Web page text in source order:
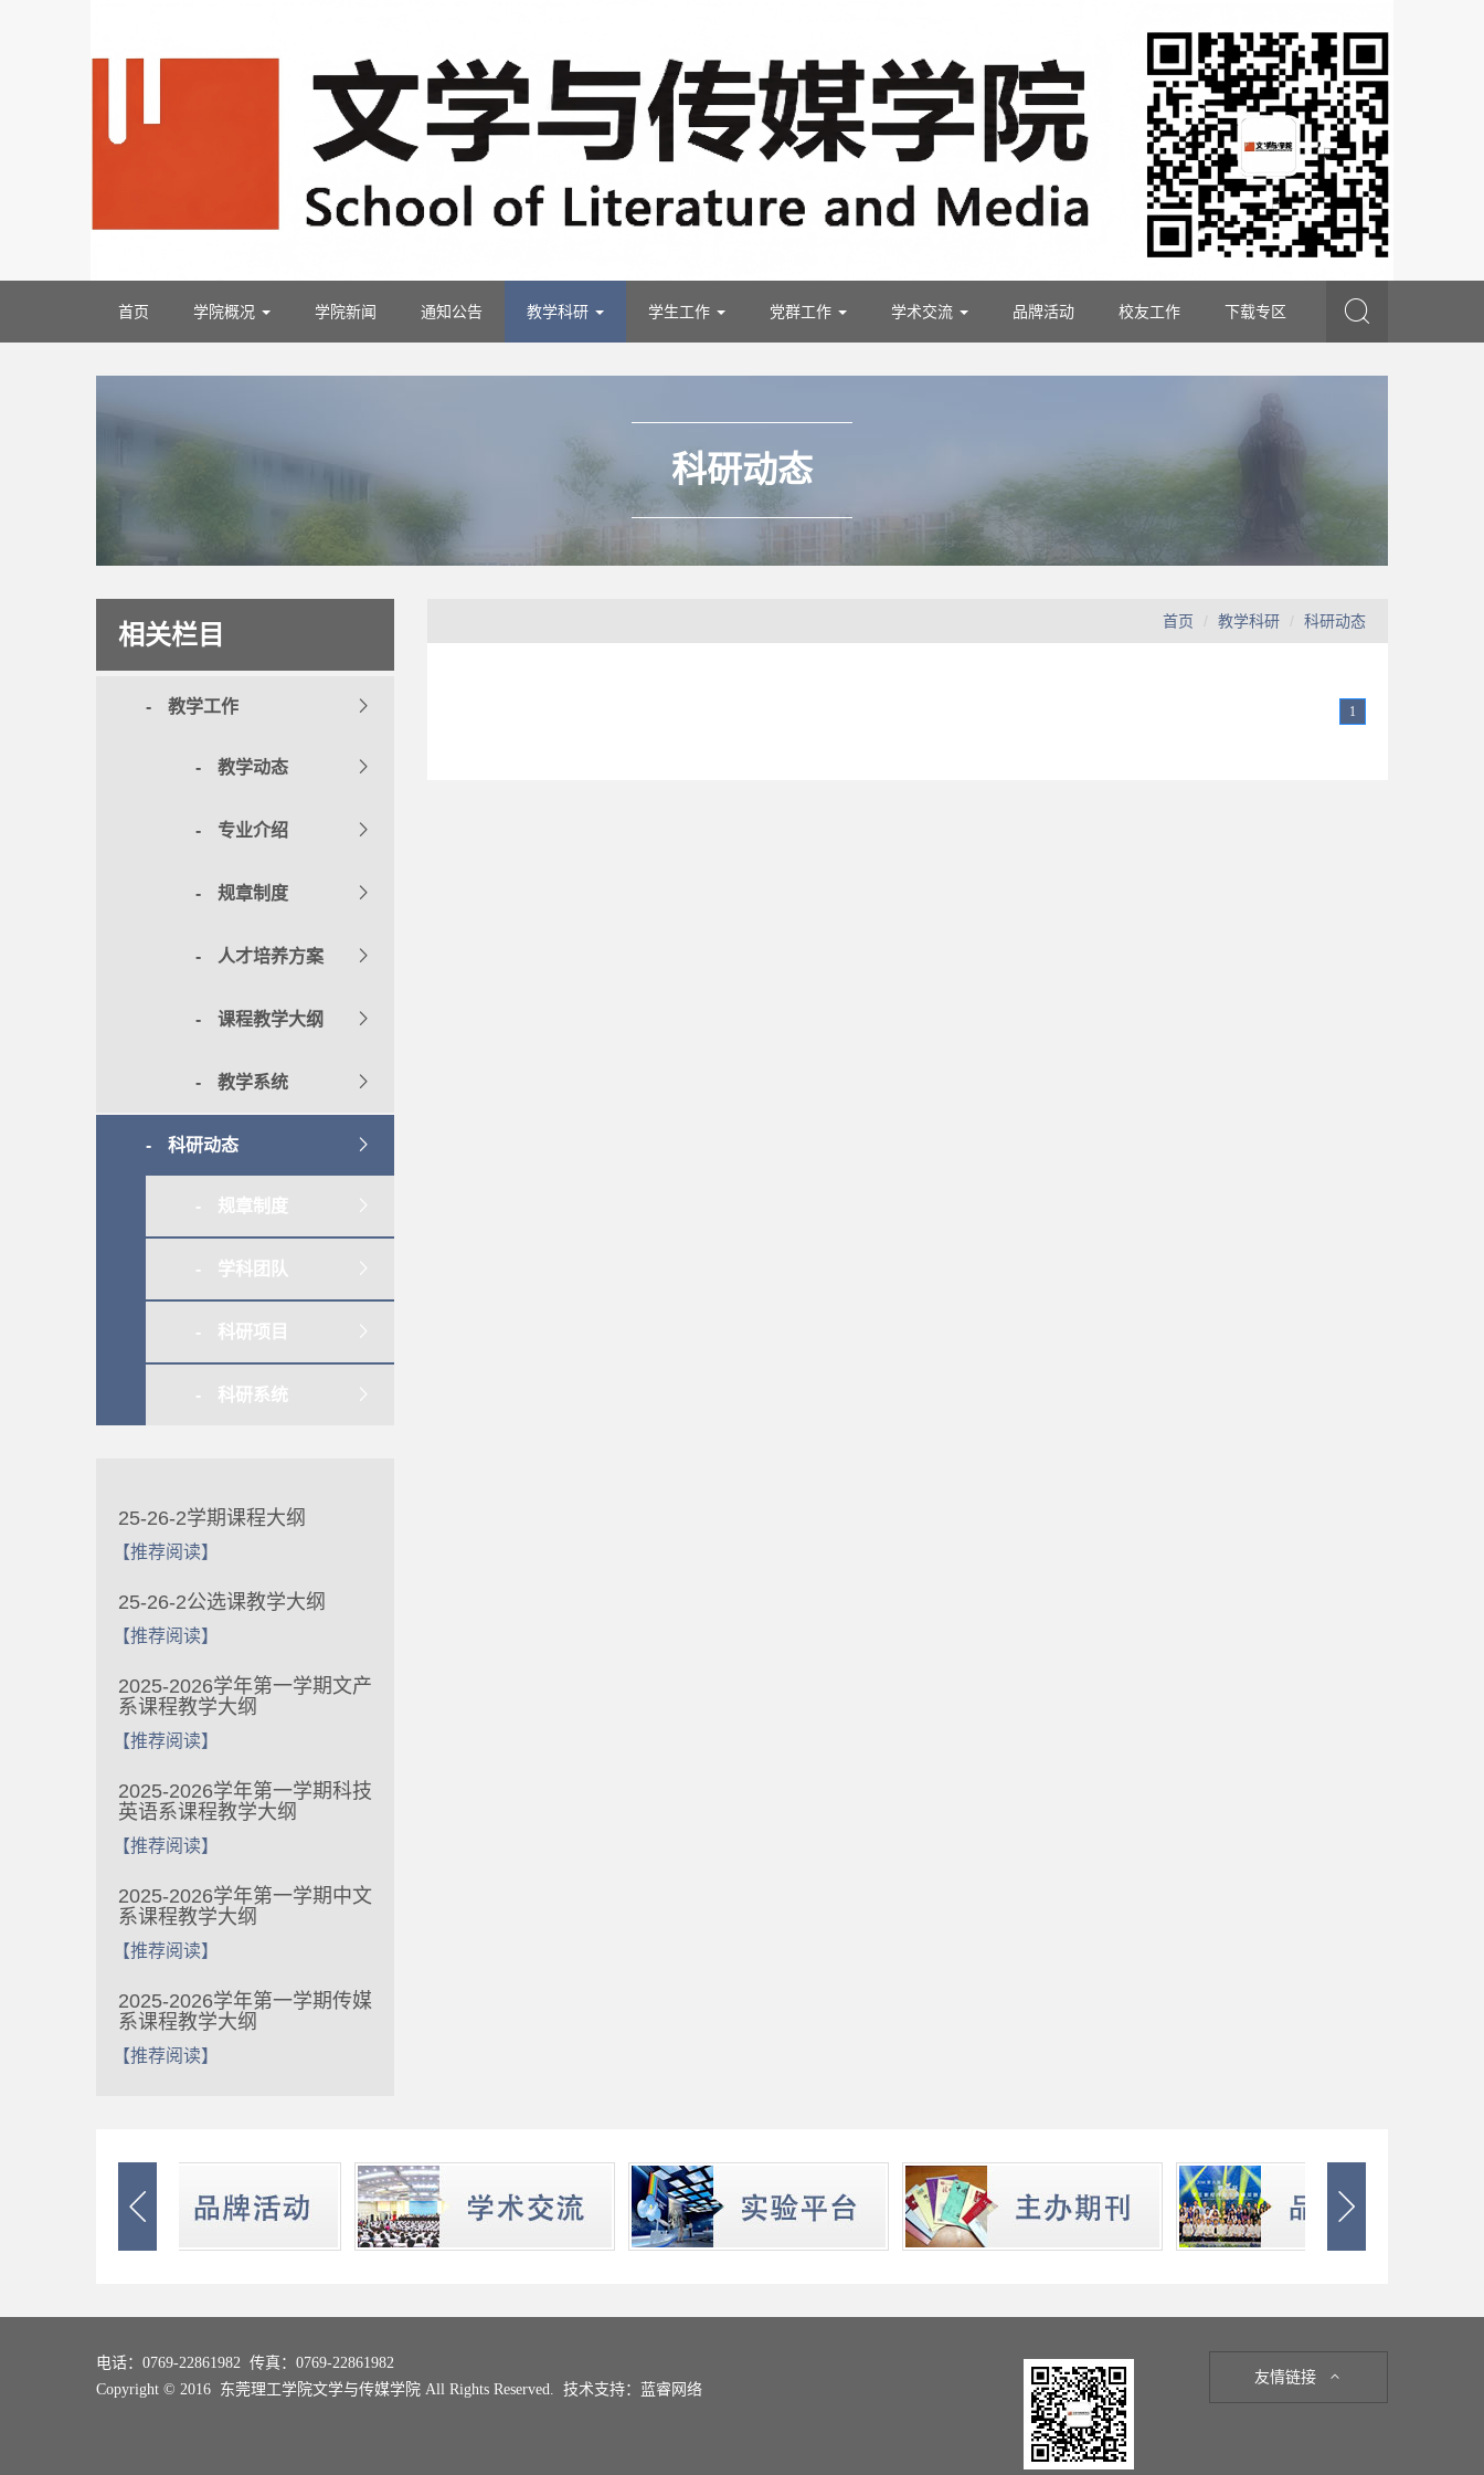
首页 学院概况 学院新闻 通知公告 教学科研 学生工作 党群工作 学术交流 品牌活动 校友工作 下载专区 
科研动态
相关栏目
教学工作
教学动态
专业介绍
规章制度
人才培养方案
课程教学大纲
教学系统
科研动态
规章制度
学科团队
科研项目
科研系统
25-26-2学期课程大纲
【推荐阅读】
25-26-2公选课教学大纲
【推荐阅读】
2025-2026学年第一学期文产
系课程教学大纲
【推荐阅读】
2025-2026学年第一学期科技
英语系课程教学大纲
【推荐阅读】
2025-2026学年第一学期中文
系课程教学大纲
【推荐阅读】
2025-2026学年第一学期传媒
系课程教学大纲
【推荐阅读】
首页 教学科研 科研动态
1
 
电话：0769-22861982 传真：0769-22861982
Copyright © 2016 东莞理工学院文学与传媒学院 All Rights Reserved. 技术支持：蓝睿网络
友情链接